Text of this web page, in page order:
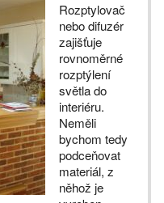
Rozptylovač
nebo difuzér
zajišťuje
rovnoměrné
rozptýlení
světla do
interiéru.
Neměli
bychom tedy
podceňovat
materiál, z
něhož je